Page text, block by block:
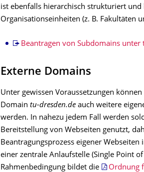
ist ebenfalls hierarchisch strukturiert
Organisationseinheiten (z. B. Fakultäten
Beantragen von Subdomains unter
Externe Domains
Unter gewissen Voraussetzungen
Domain tu-dresden.de auch weitere
werden. In nahezu jedem Fall werden
Bereitstellung von Webseiten genutzt,
Beantragungsprozess eigener
einer zentrale Anlaufstelle (Single Point
Rahmenbedingung bildet die
Ordnung